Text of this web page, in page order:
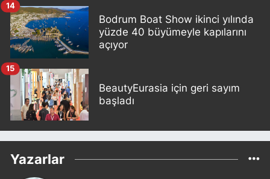
Bodrum Boat Show ikinci yılında
yüzde 40 büyümeyle kapılarını
açıyor
14
BeautyEurasia için geri sayım
başladı
15
Yazarlar